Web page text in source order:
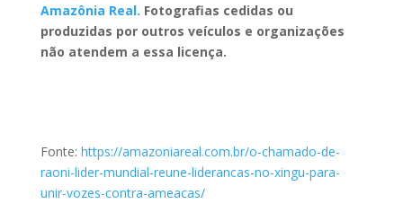
Amazônia Real. Fotografias cedidas ou
produzidas por outros veículos e organizações
não atendem a essa licença.
Fonte: https://amazoniareal.com.br/o-chamado-de-
raoni-lider-mundial-reune-liderancas-no-xingu-para-
unir-vozes-contra-ameacas/